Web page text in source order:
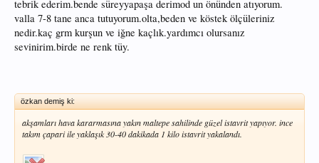
tebrik ederim.bende süreyyapaşa derimod un önünden atıyorum.
valla 7-8 tane anca tutuyorum.olta,beden ve köstek ölçüleriniz
nedir.kaç grm kurşun ve iğne kaçlık.yardımcı olursanız
sevinirim.birde ne renk tüy.
özkan demiş ki:
akşamları hava kararmasına yakın maltepe sahilinde güzel istavrit yapıyor. ince
takım çapari ile yaklaşık 30-40 dakikada 1 kilo istavrit yakalandı.